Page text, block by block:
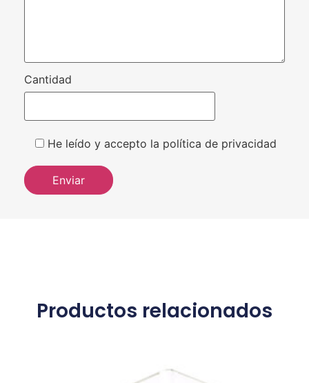
Cantidad
He leído y accepto la política de privacidad
Productos relacionados